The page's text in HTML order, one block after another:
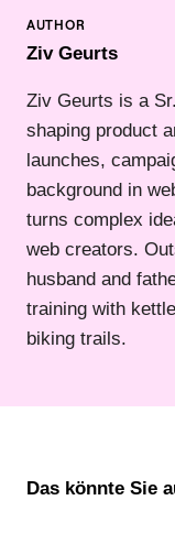
Ziv Geurts
Ziv Geurts is a
shaping product
launches,
background in
turns complex
web creators.
husband and
training with
biking trails.
Das könnte Sie